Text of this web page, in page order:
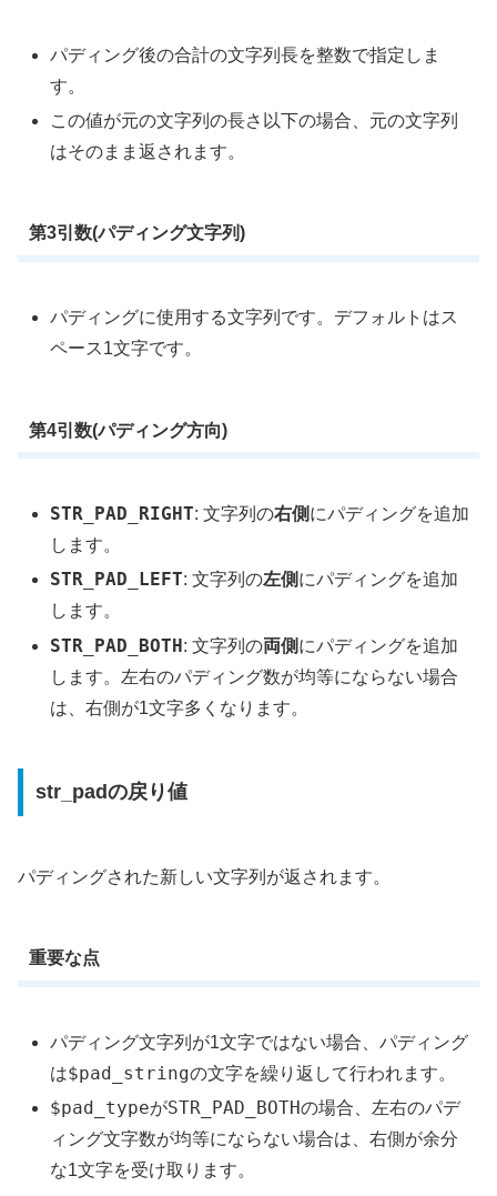
パディング後の合計の文字列長を整数で指定しま
す。
この値が元の文字列の長さ以下の場合、元の文字列
はそのまま返されます。
第3引数(パディング文字列)
パディングに使用する文字列です。デフォルトはス
ペース1文字です。
第4引数(パディング方向)
STR_PAD_RIGHT: 文字列の右側 にパディングを追加
します。
STR_PAD_LEFT: 文字列の左側 にパディングを追加
します。
STR_PAD_BOTH: 文字列の両側 にパディングを追加
します。左右のパディング数が均等にならない場合
は、右側が1文字多くなります。
str_padの戻り値
パディングされた新しい文字列が返されます。
重要な点
パディング文字列が1文字ではない場合、パディング
は$pad_stringの文字を繰り返して行われます。
$pad_typeがSTR_PAD_BOTHの場合、左右のパデ
ィング文字数が均等にならない場合は、右側が余分
な1文字を受け取ります。